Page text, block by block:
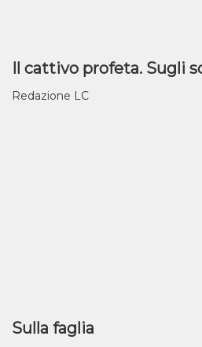
Il cattivo profeta. Sugli
Redazione LC
Sulla faglia